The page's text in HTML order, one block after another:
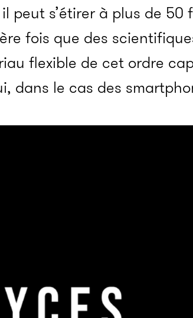
peut s’étirer à plus de 50
fois que des
flexible de cet ordre
dans le cas des